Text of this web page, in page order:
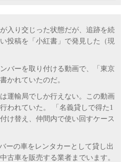
入り交じった状態だが、追跡を続
投稿を「小紅書」で発見した（現
バーを取り付ける動画で、「東京
かれていたのだ。
運輸局でしか行えない。この動画
われていた。 「名義貸しで得た1
け替え、仲間内で使い回すケース
ーの車をレンタカーとして貸し出
古車を販売する業者までいます。